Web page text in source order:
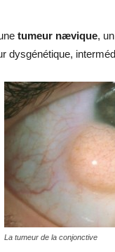
tumeur nævique,
dysgénétique,
La tumeur de la conjonctive